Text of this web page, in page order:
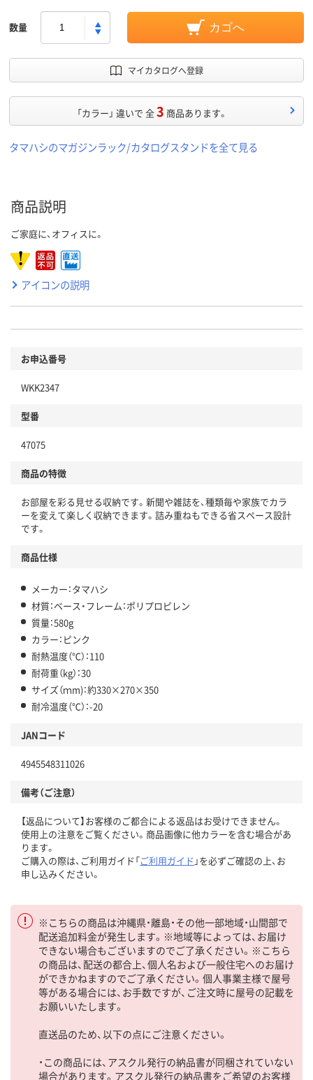
数量 カゴへ
マイカタログへ登録
「カラー」 違いで 全3 商品あります。
タマハシのマガジンラック/カタログスタンドを全て見る
商品説明
ご家庭に、オフィスに。
アイコンの説明
お申込番号
WKK2347
型番
47075
商品の特徴
お部屋を彩る見せる収納です。新聞や雑誌を、種類毎や家族でカラ
ーを変えて楽しく収納できます。詰み重ねもできる省スペース設計
です。
商品仕様
メーカー：タマハシ
材質：ベース・フレーム：ポリプロピレン
質量：580g
カラー：ピンク
耐熱温度（℃）：110
耐荷重（kg）：30
サイズ（ｍm)：約330×270×350
耐冷温度（℃）：-20
JANコード
4945548311026
備考（ご注意）
【返品について】お客様のご都合による返品はお受けできません。
使用上の注意をご覧ください。商品画像に他カラーを含む場合があ
ります。
ご購入の際は、ご利用ガイド「ご利用ガイド 」を必ずご確認の上、お
申し込みください。
※こちらの商品は沖縄県・離島・その他一部地域・山間部で
配送追加料金が発生します。※地域等によっては、お届け
できない場合もございますのでご了承ください。※こちら
の商品は、配送の都合上、個人名および一般住宅へのお届け
ができかねますのでご了承ください。個人事業主様で屋号
等がある場合には、お手数ですが、ご注文時に屋号の記載を
お願いいたします。
直送品のため、以下の点にご注意ください。
・この商品には、アスクル発行の納品書が同梱されていない
場合があります。アスクル発行の納品書をご希望のお客様